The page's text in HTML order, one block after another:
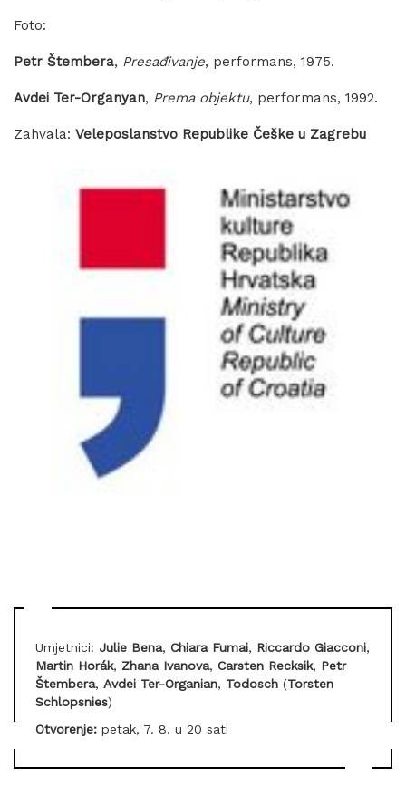
Foto:
Petr Štembera, Presađivanje, performans, 1975.
Avdei Ter-Organyan, Prema objektu, performans, 1992.
Zahvala: Veleposlanstvo Republike Češke u Zagrebu
Umjetnici: Julie Bena, Chiara Fumai, Riccardo Giacconi,
Martin Horák, Zhana Ivanova, Carsten Recksik, Petr
Štembera, Avdei Ter-Organian, Todosch (Torsten
Schlopsnies)
Otvorenje: petak, 7. 8. u 20 sati